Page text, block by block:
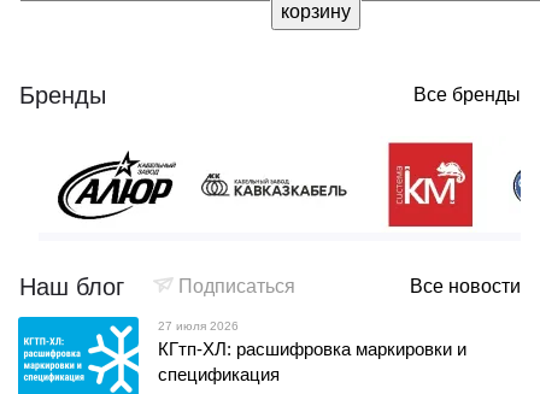
корзину
Бренды Все бренды
Наш блог Подписаться Все новости
27 июля 2026
КГтп-ХЛ: расшифровка маркировки и
спецификация